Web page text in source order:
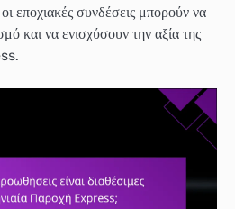
εποχιακές συνδέσεις μπορούν να
και να ενισχύσουν την αξία της